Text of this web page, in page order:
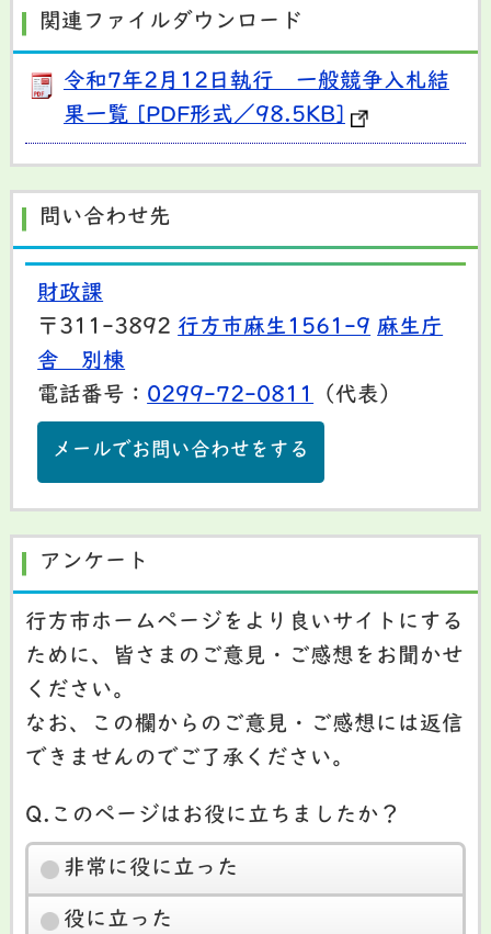
関連ファイルダウンロード
令和7年2月12日執行 一般競争入札結
果一覧 [PDF形式／98.5KB]
問い合わせ先
財政課
〒311-3892 行方市麻生1561-9 麻生庁
舎 別棟
電話番号： 0299-72-0811 （代表）
メールでお問い合わせをする
アンケート
行方市ホームページをより良いサイトにする
ために、皆さまのご意見・ご感想をお聞かせ
ください。
なお、この欄からのご意見・ご感想には返信
できませんのでご了承ください。
Q.このページはお役に立ちましたか？
非常に役に立った
役に立った